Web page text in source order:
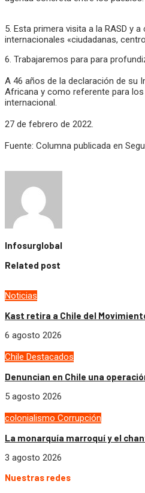
5. Esta primera visita a la RASD y
internacionales «ciudadanas,
6. Trabajaremos para para
A 46 años de la declaración de su
Africana y como referente para
internacional.
27 de febrero de 2022.
Fuente: Columna publicada en
Infosurglobal
Related post
Noticias
Kast retira a Chile del
6 agosto 2026
Chile Destacados
Denuncian en Chile una
5 agosto 2026
colonialismo Corrupción
La monarquía marroquí y el
3 agosto 2026
Nuestras redes